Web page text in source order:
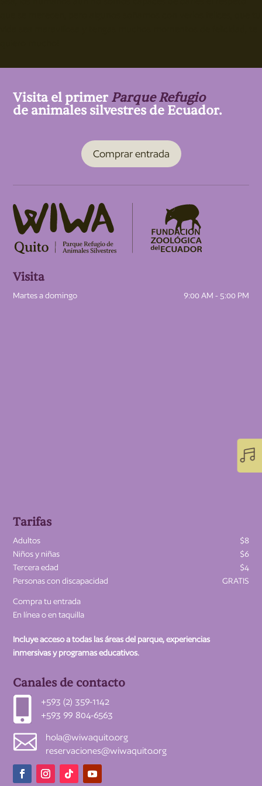

Visita el primer Parque Refugio
de animales silvestres de Ecuador.
Comprar entrada
Visita
Martes a domingo 9:00 AM - 5:00 PM
Tarifas
Adultos
$8
Niños y niñas
$6
Tercera edad
$4
Personas con discapacidad
GRATIS
Compra tu entrada
En línea o en taquilla
Incluye acceso a todas las áreas del parque, experiencias
inmersivas y programas educativos.
Canales de contacto

+593 (2) 359-1142
+593 99 804-6563

hola@wiwaquito.org
reservaciones@wiwaquito.org